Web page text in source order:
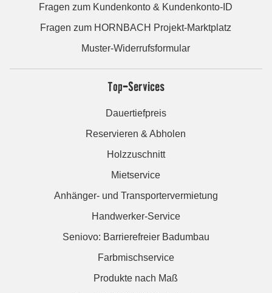
Fragen zum Kundenkonto & Kundenkonto-ID
Fragen zum HORNBACH Projekt-Marktplatz
Muster-Widerrufsformular
Top-Services
Dauertiefpreis
Reservieren & Abholen
Holzzuschnitt
Mietservice
Anhänger- und Transportervermietung
Handwerker-Service
Seniovo: Barrierefreier Badumbau
Farbmischservice
Produkte nach Maß